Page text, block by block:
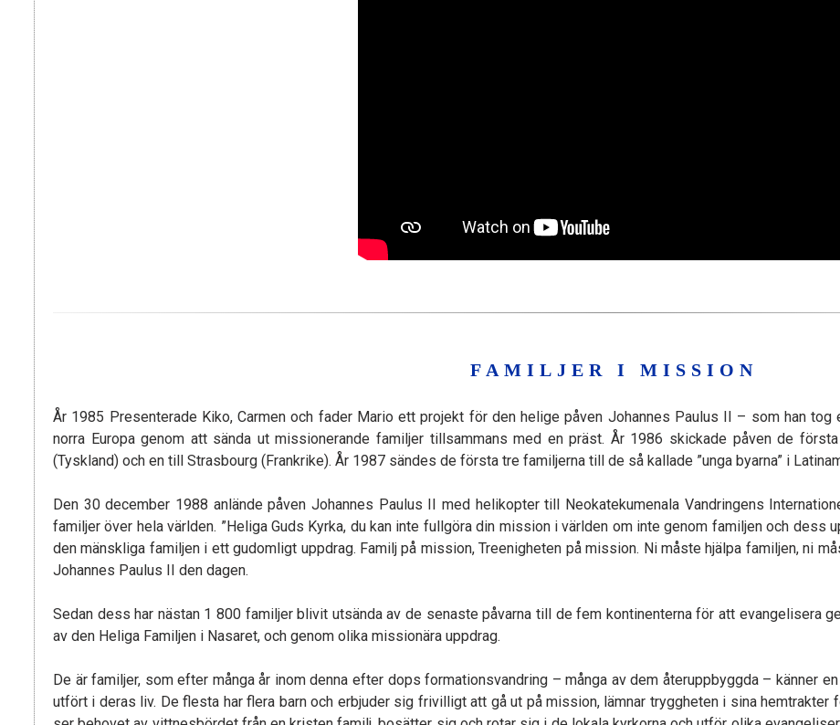
FAMILJER I MISSION
År 1985 Presenterade Kiko, Carmen och fader Mario ett projekt för den helige påven Johannes Paulus II – som han
norra Europa genom att sända ut missionerande familjer tillsammans med en präst. År 1986 skickade påven de
(Tyskland) och en till Strasbourg (Frankrike). År 1987 sändes de första tre familjerna till de så kallade ”unga byarna” i
Den 30 december 1988 anlände påven Johannes Paulus II med helikopter till Neokatekumenala Vandringens
familjer över hela världen. ”Heliga Guds Kyrka, du kan inte fullgöra din mission i världen om inte genom familjen och dess
den mänskliga familjen i ett gudomligt uppdrag. Familj på mission, Treenigheten på mission. Ni måste hjälpa familjen, ni
Johannes Paulus II den dagen.
Sedan dess har nästan 1 800 familjer blivit utsända av de senaste påvarna till de fem kontinenterna för att evangelisera
av den Heliga Familjen i Nasaret, och genom olika missionära uppdrag.
De är familjer, som efter många år inom denna efter dops formationsvandring – många av dem återuppbyggda – känner
utfört i deras liv. De flesta har flera barn och erbjuder sig frivilligt att gå ut på mission, lämnar tryggheten i sina